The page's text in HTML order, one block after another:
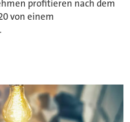
profitieren nach dem
von einem